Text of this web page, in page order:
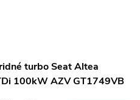
turbo Seat Altea
100kW AZV GT1749VB